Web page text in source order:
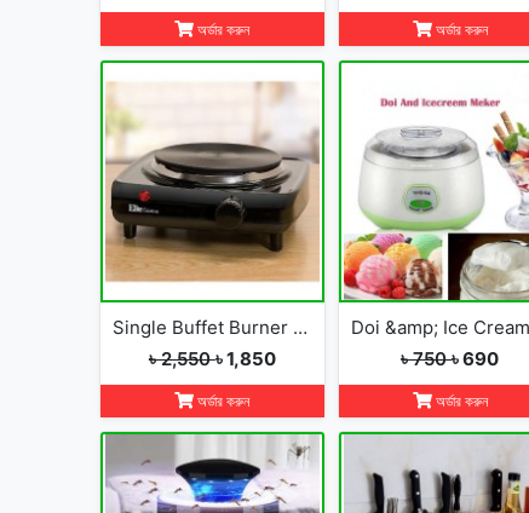
অর্ডার করুন অর্ডার করুন
Single Buffet Burner Electric Hot Plate
৳ 2,550৳ 1,850
অর্ডার করুন
৳ 750৳ 690
অর্ডার করুন